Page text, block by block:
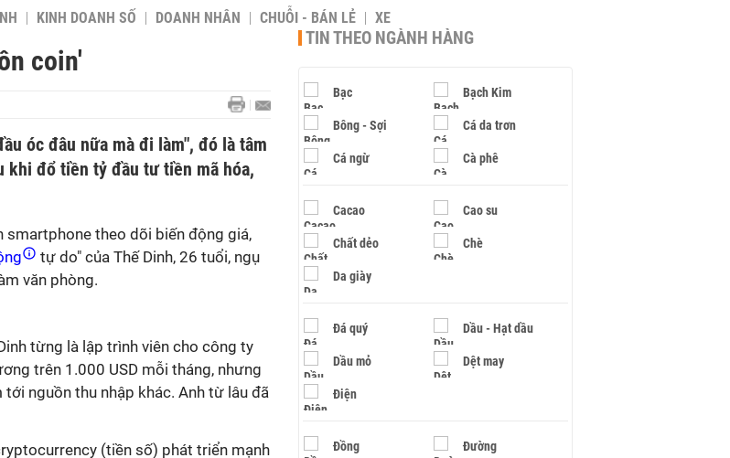
KINH DOANH SỐ DOANH NHÂN CHUỖI - BÁN LẺ XE
coin'
óc đâu nữa mà đi làm", đó là tâm
khi đổ tiền tỷ đầu tư tiền mã hóa,
smartphone theo dõi biến động giá,
tự do" của Thế Dinh, 26 tuổi, ngụ
văn phòng.
từng là lập trình viên cho công ty
trên 1.000 USD mỗi tháng, nhưng
nguồn thu nhập khác. Anh từ lâu đã
(tiền số) phát triển mạnh
TIN THEO NGÀNH HÀNG
Bạc Bạch Kim
Bông - Sợi Cá da trơn
Cá ngừ Cà phê
Cacao Cao su
Chất dẻo Chè
Da giày
Đá quý Dầu - Hạt dầu
Dầu mỏ Dệt may
Điện
Đồng Đường